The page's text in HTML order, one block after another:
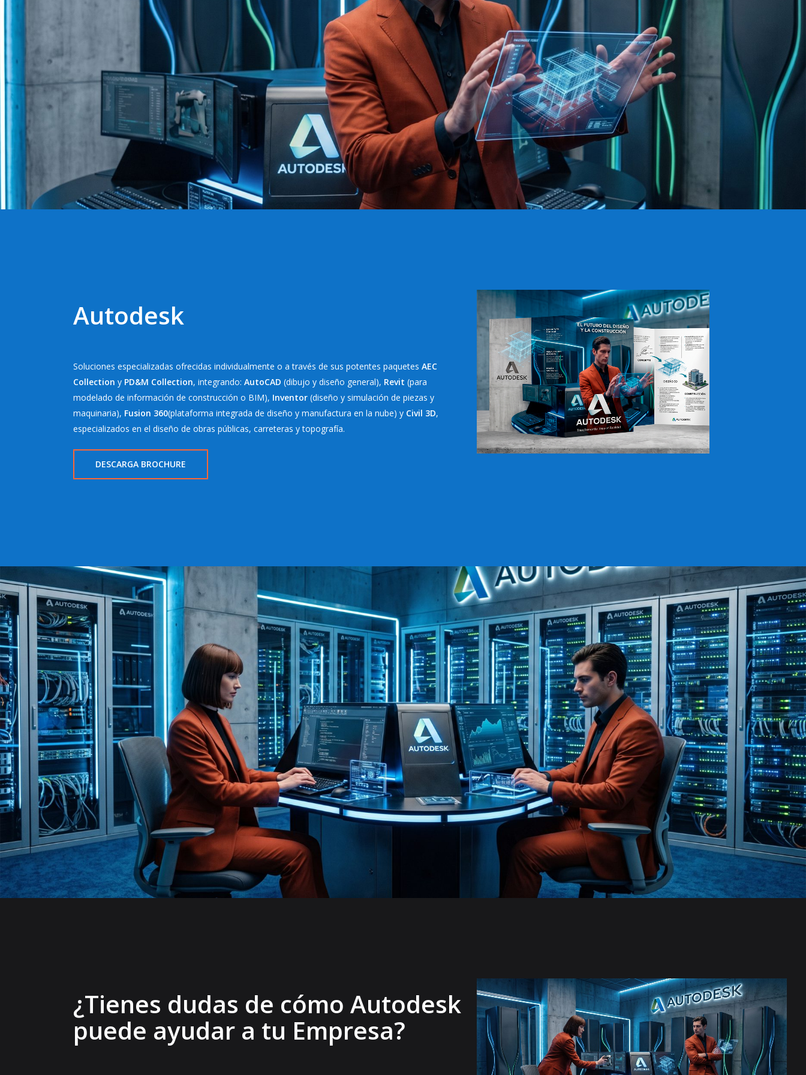
Autodesk
Soluciones especializadas ofrecidas individualmente o a través de sus potentes paquetesAEC
Collection y PD&M Collection, integrando:AutoCAD (dibujo y diseño general), Revit (para
modelado de información de construcción o BIM), Inventor (diseño y simulación de piezas y
maquinaria), Fusion 360(plataforma integrada de diseño y manufactura en la nube) y Civil 3D,
especializados en el diseño de obras públicas, carreteras y topografía.
DESCARGA BROCHURE
¿Tienes dudas de cómo Autodesk
puede ayudar a tu Empresa?